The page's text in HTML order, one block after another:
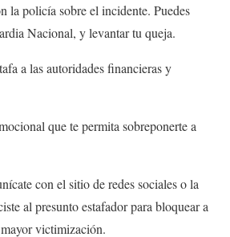
sobre el incidente. Puedes
Nacional, y levantar tu queja.
las autoridades financieras y
que te permita sobreponerte a
con el sitio de redes sociales o la
al presunto estafador para bloquear a
victimización.